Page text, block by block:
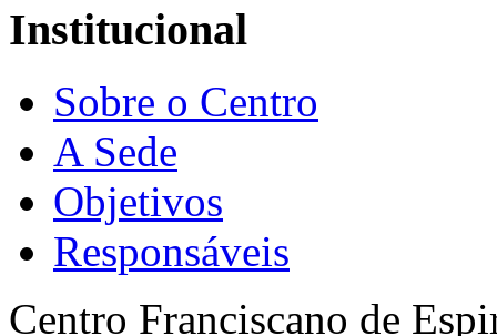
Institucional
Sobre o Centro
A Sede
Objetivos
Responsáveis
Centro Franciscano de